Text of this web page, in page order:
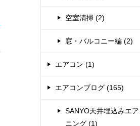
空室清掃 (2)
窓・バルコニー編 (2)
エアコン (1)
エアコンブログ (165)
SANYO天井埋込みエ
ニング (1)